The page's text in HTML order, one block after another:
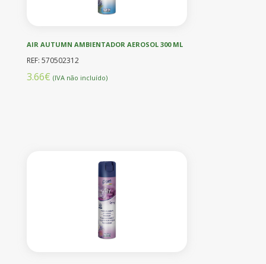
AIR AUTUMN AMBIENTADOR AEROSOL 300 ML
REF: 570502312
3.66€ (IVA não incluído)